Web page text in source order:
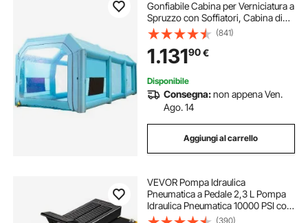
Gonfiabile Cabina per Verniciatura a
Spruzzo con Soffiatori, Cabina di
Verniciatura Gonfiabile Dimensioni
Esterne 12 x 5 x 4 m, Cabina di
Verniciatura per Auto, Blu
(841)
1.13190€
Disponibile
Consegna:non appena Ven.
Ago. 14
Aggiungi al carrello
VEVOR Pompa Idraulica
Pneumatica a Pedale 2,3 L Pompa
Idraulica Pneumatica 10000 PSI con
Tubo Flessibile d'Olio e Pistola a
(390)